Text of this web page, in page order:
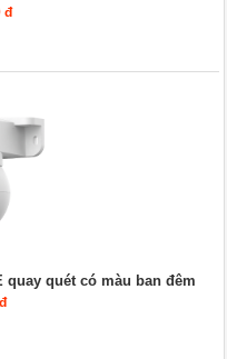
đ
quay quét có màu ban đêm